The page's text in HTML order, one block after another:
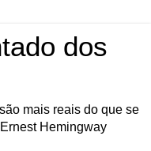
dos
mais reais do que se
Hemingway